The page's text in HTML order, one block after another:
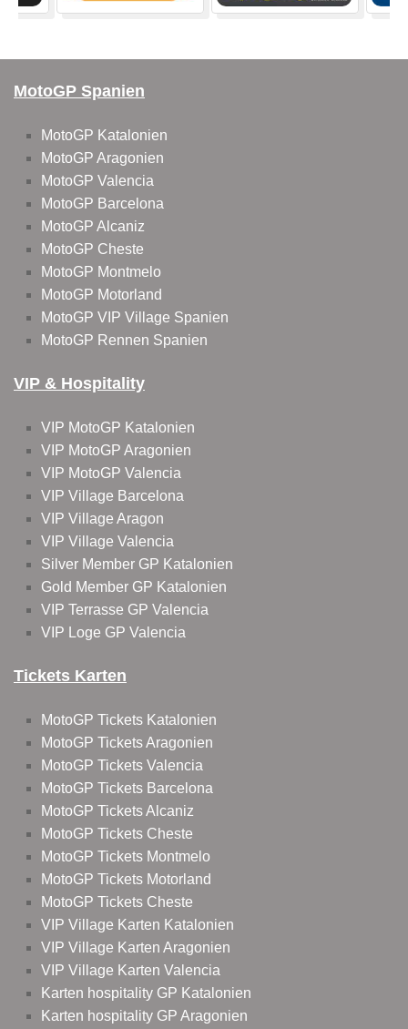
MotoGP Spanien
MotoGP Katalonien
MotoGP Aragonien
MotoGP Valencia
MotoGP Barcelona
MotoGP Alcaniz
MotoGP Cheste
MotoGP Montmelo
MotoGP Motorland
MotoGP VIP Village Spanien
MotoGP Rennen Spanien
VIP & Hospitality
VIP MotoGP Katalonien
VIP MotoGP Aragonien
VIP MotoGP Valencia
VIP Village Barcelona
VIP Village Aragon
VIP Village Valencia
Silver Member GP Katalonien
Gold Member GP Katalonien
VIP Terrasse GP Valencia
VIP Loge GP Valencia
Tickets Karten
MotoGP Tickets Katalonien
MotoGP Tickets Aragonien
MotoGP Tickets Valencia
MotoGP Tickets Barcelona
MotoGP Tickets Alcaniz
MotoGP Tickets Cheste
MotoGP Tickets Montmelo
MotoGP Tickets Motorland
MotoGP Tickets Cheste
VIP Village Karten Katalonien
VIP Village Karten Aragonien
VIP Village Karten Valencia
Karten hospitality GP Katalonien
Karten hospitality GP Aragonien